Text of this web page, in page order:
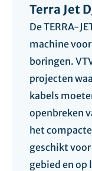
Terra Jet
De TERRA-
machine
boringen.
projecten
kabels
openbreken
het
geschikt
gebied en